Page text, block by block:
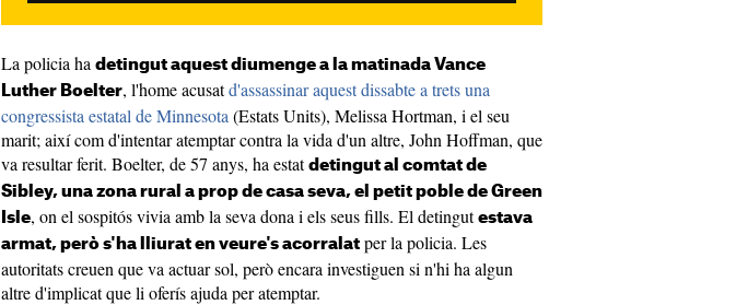
La policia ha detingut aquest diumenge a la matinada Vance
Luther Boelter, l'home acusatd'assassinar aquest dissabte a trets una
congressista estatal de Minnesota (Estats Units), Melissa Hortman, i el seu
marit; així com d'intentar atemptar contra la vida d'un altre, John Hoffman, que
va resultar ferit. Boelter, de 57 anys, ha estat detingut al comtat de
Sibley, una zona rural a prop de casa seva, el petit poble de Green
Isle, on el sospitós vivia amb la seva dona i els seus fills. El detingut estava
armat, però s'ha lliurat en veure's acorralat per la policia. Les
autoritats creuen que va actuar sol, però encara investiguen si n'hi ha algun
altre d'implicat que li oferís ajuda per atemptar.